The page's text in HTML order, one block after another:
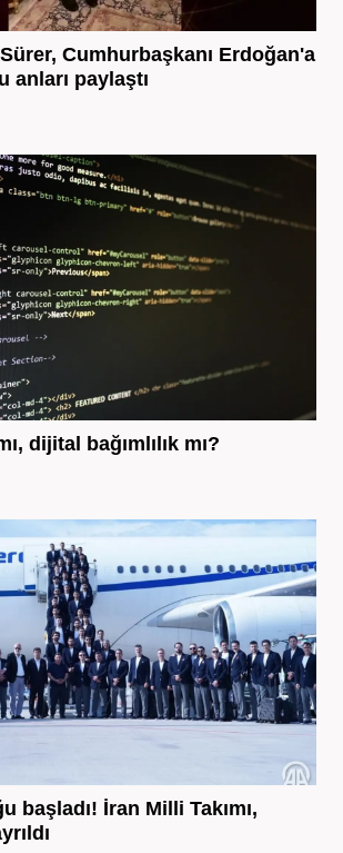
Sürer, Cumhurbaşkanı Erdoğan'a
anları paylaştı
dijital bağımlılık mı?
başladı! İran Milli Takımı,